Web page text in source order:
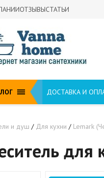
ОТЗЫВЫСТАТЬИ
ДОСТАВКА И
и душ / Для кухни / Lemark
для